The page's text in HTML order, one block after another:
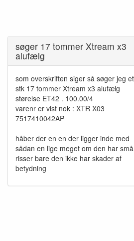
søger 17 tommer Xtream x3
alufælg
som overskriften siger så søger jeg et
stk 17 tommer Xtream x3 alufælg
størelse ET42 . 100.00/4
varenr er vist nok : XTR X03
7517410042AP
håber der en en der ligger inde med
sådan en lige meget om den har små
risser bare den ikke har skader af
betydning